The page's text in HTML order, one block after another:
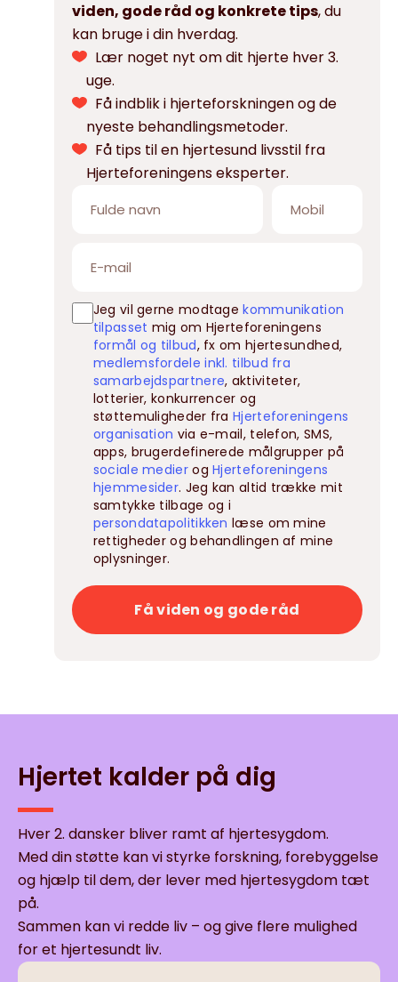
viden, gode råd og konkrete tips, du
kan bruge i din hverdag.
Lær noget nyt om dit hjerte hver 3.
uge.
Få indblik i hjerteforskningen og de
nyeste behandlingsmetoder.
Få tips til en hjertesund livsstil fra
Hjerteforeningens eksperter.
Jeg vil gerne modtagekommunikation
tilpasset mig om Hjerteforeningens
formål og tilbud, fx om hjertesundhed,
medlemsfordele inkl. tilbud fra
samarbejdspartnere, aktiviteter,
lotterier, konkurrencer og
støttemuligheder fraHjerteforeningens
organisation via e-mail, telefon, SMS,
apps, brugerdefinerede målgrupper på
sociale medierogHjerteforeningens
hjemmesider. Jeg kan altid trække mit
samtykke tilbage og i
persondatapolitikken læse om mine
rettigheder og behandlingen af mine
oplysninger.
Få viden og gode råd
Hjertet kalder på dig
Hver 2. dansker bliver ramt af hjertesygdom.
Med din støtte kan vi styrke forskning, forebyggelse
og hjælp til dem, der lever med hjertesygdom tæt
på.
Sammen kan vi redde liv – og give flere mulighed
for et hjertesundt liv.